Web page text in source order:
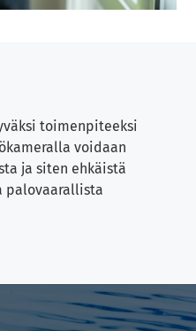
toimenpiteeksi
voidaan
ja siten ehkäistä
palovaarallista